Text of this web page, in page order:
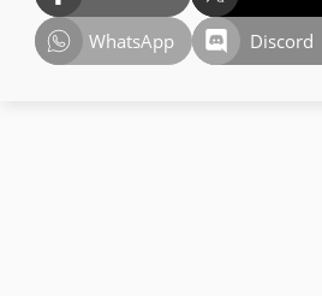
WhatsApp
Discord